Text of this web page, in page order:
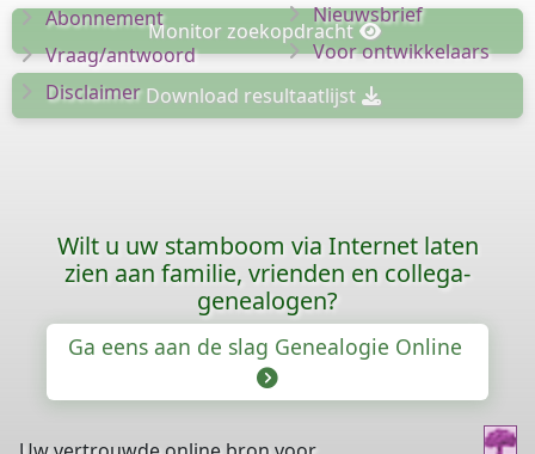
Monitorzoekopdracht
Download resultaatlijst
Abonnement
Vraag/antwoord
Disclaimer
Nieuwsbrief
Voor ontwikkelaars
Wilt u uw stamboom via Internet laten
zien aan familie, vrienden en collega-
genealogen?
Ga eens aan de slag Genealogie Online